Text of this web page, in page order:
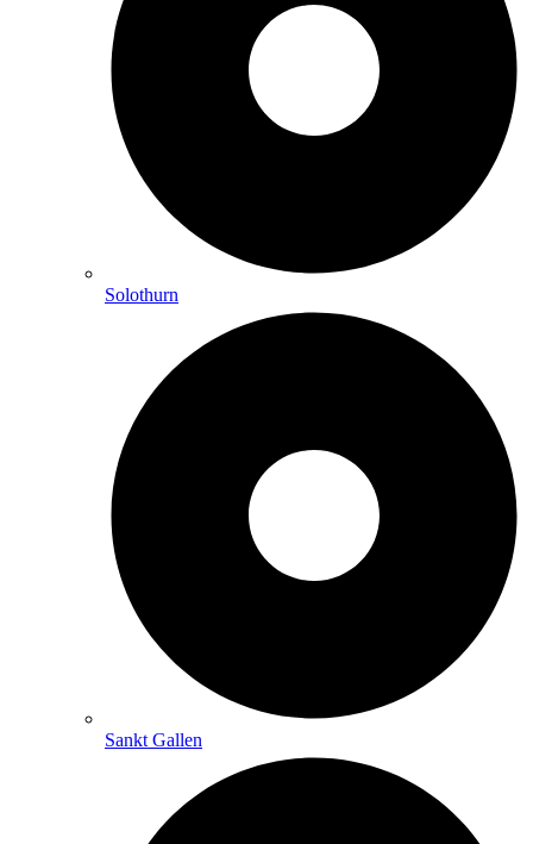
Solothurn
Sankt Gallen